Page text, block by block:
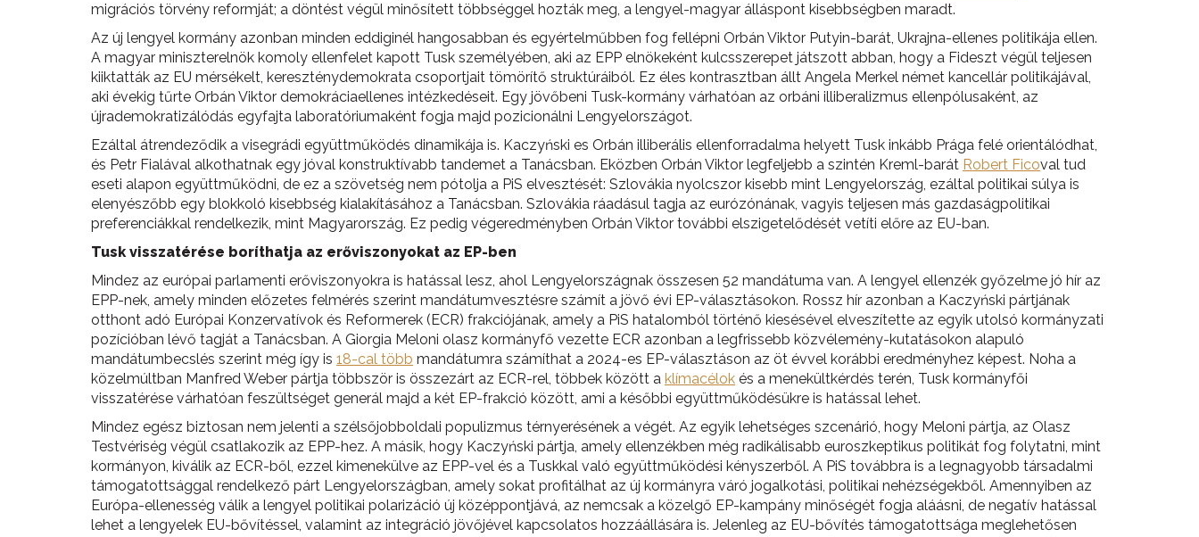
migrációs törvény reformját; a döntést végül minősített többséggel hozták meg, a lengyel-magyar álláspont kisebbségben maradt.
Az új lengyel kormány azonban minden eddiginél hangosabban és egyértelműbben fog fellépni Orbán Viktor Putyin-barát, Ukrajna-ellenes politikája ellen.
A magyar miniszterelnök komoly ellenfelet kapott Tusk személyében, aki az EPP elnökeként kulcsszerepet játszott abban, hogy a Fideszt végül teljesen
kiiktatták az EU mérsékelt, kereszténydemokrata csoportjait tömörítő struktúráiból. Ez éles kontrasztban állt Angela Merkel német kancellár politikájával,
aki évekig tűrte Orbán Viktor demokráciaellenes intézkedéseit. Egy jövőbeni Tusk-kormány várhatóan az orbáni illiberalizmus ellenpólusaként, az
újrademokratizálódás egyfajta laboratóriumaként fogja majd pozicionálni Lengyelországot.
Ezáltal átrendeződik a visegrádi együttműködés dinamikája is. Kaczyński es Orbán illiberális ellenforradalma helyett Tusk inkább Prága felé orientálódhat,
és Petr Fialával alkothatnak egy jóval konstruktívabb tandemet a Tanácsban. Eközben Orbán Viktor legfeljebb a szintén Kreml-barát Robert Ficoval tud
eseti alapon együttműködni, de ez a szövetség nem pótolja a PiS elvesztését: Szlovákia nyolcszor kisebb mint Lengyelország, ezáltal politikai súlya is
elenyészőbb egy blokkoló kisebbség kialakításához a Tanácsban. Szlovákia ráadásul tagja az eurózónának, vagyis teljesen más gazdaságpolitikai
preferenciákkal rendelkezik, mint Magyarország. Ez pedig végeredményben Orbán Viktor további elszigetelődését vetíti előre az EU-ban.
Tusk visszatérése boríthatja az erőviszonyokat az EP-ben
Mindez az európai parlamenti erőviszonyokra is hatással lesz, ahol Lengyelországnak összesen 52 mandátuma van. A lengyel ellenzék győzelme jó hír az
EPP-nek, amely minden előzetes felmérés szerint mandátumvesztésre számít a jövő évi EP-választásokon. Rossz hír azonban a Kaczyński pártjának
otthont adó Európai Konzervatívok és Reformerek (ECR) frakciójának, amely a PiS hatalomból történő kiesésével elveszítette az egyik utolsó kormányzati
pozícióban lévő tagját a Tanácsban. A Giorgia Meloni olasz kormányfő vezette ECR azonban a legfrissebb közvélemény-kutatásokon alapuló
mandátumbecslés szerint még így is 18-cal több mandátumra számíthat a 2024-es EP-választáson az öt évvel korábbi eredményhez képest. Noha a
közelmúltban Manfred Weber pártja többször is összezárt az ECR-rel, többek között a klímacélok és a menekültkérdés terén, Tusk kormányfői
visszatérése várhatóan feszültséget generál majd a két EP-frakció között, ami a későbbi együttműködésükre is hatással lehet.
Mindez egész biztosan nem jelenti a szélsőjobboldali populizmus térnyerésének a végét. Az egyik lehetséges szcenárió, hogy Meloni pártja, az Olasz
Testvériség végül csatlakozik az EPP-hez. A másik, hogy Kaczyński pártja, amely ellenzékben még radikálisabb euroszkeptikus politikát fog folytatni, mint
kormányon, kiválik az ECR-ből, ezzel kimenekülve az EPP-vel és a Tuskkal való együttműködési kényszerből. A PiS továbbra is a legnagyobb társadalmi
támogatottsággal rendelkező párt Lengyelországban, amely sokat profitálhat az új kormányra váró jogalkotási, politikai nehézségekből. Amennyiben az
Európa-ellenesség válik a lengyel politikai polarizáció új középpontjává, az nemcsak a közelgő EP-kampány minőségét fogja aláásni, de negatív hatással
lehet a lengyelek EU-bővítéssel, valamint az integráció jövőjével kapcsolatos hozzáállására is. Jelenleg az EU-bővítés támogatottsága meglehetősen